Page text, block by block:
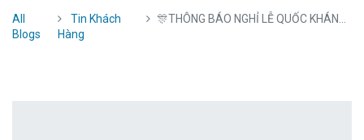
All
Blogs
Tin Khách
Hàng
🎊THÔNG BÁO NGHỈ LỄ QUỐC KHÁNH 2.9 🎊